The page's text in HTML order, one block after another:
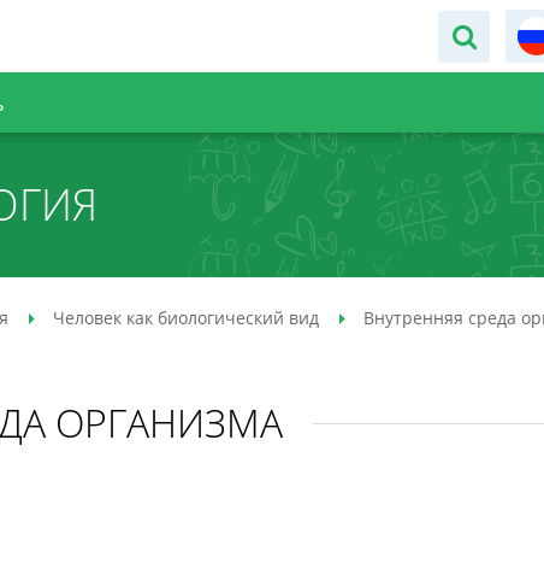
Человек как биологический вид Внутренняя среда
ОРГАНИЗМА